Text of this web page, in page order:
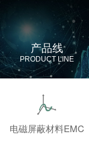
产品线
PRODUCT LINE
电磁屏蔽材料EMC